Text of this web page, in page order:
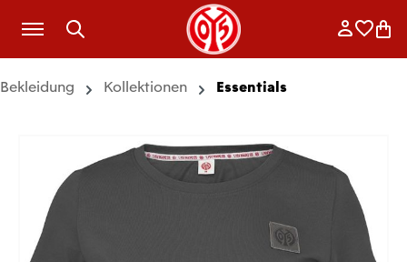
Zum Hauptinhalt springen
Bekleidung Kollektionen Essentials